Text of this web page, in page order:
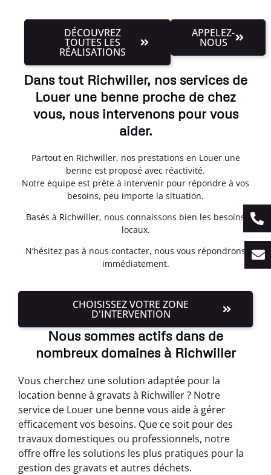
DÉCOUVREZ
TOUTES LES
RÉALISATIONS
APPELEZ-
NOUS
Dans tout Richwiller, nos services de
Louer une benne proche de chez
vous, nous intervenons pour vous
aider.
Partout en Richwiller, nos prestations en Louer une
benne est proposé avec réactivité.
Notre équipe est prête à intervenir pour répondre à vos
besoins, peu importe la situation.
Basés à Richwiller, nous connaissons bien les besoins
locaux.
N’hésitez pas à nous contacter, nous vous répondrons
immédiatement.
CHOISISSEZ VOTRE ZONE
D'INTERVENTION
Nous sommes actifs dans de
nombreux domaines à Richwiller
Vous cherchez une solution adaptée pour la
location benne à gravats à Richwiller ? Notre
service de Louer une benne vous aide à gérer
efficacement vos besoins. Que ce soit pour des
travaux domestiques ou professionnels, notre
offre offre les solutions les plus pratiques pour la
gestion des gravats et autres déchets.